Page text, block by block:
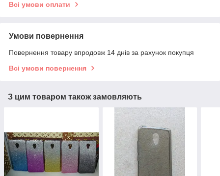
Всі умови оплати
Умови повернення
Повернення товару впродовж 14 днів за рахунок покупця
Всі умови повернення
З цим товаром також замовляють